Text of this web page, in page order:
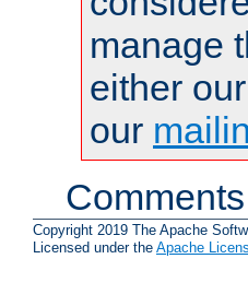
manage
either
our
Copyright 2019 The Apache
Licensed under the Apache